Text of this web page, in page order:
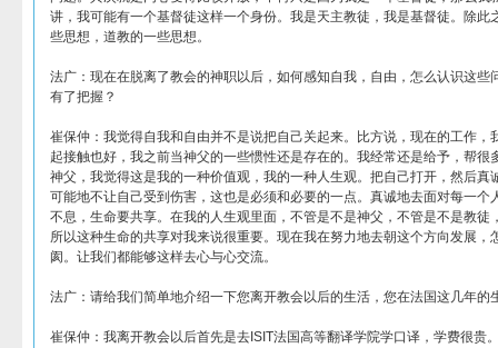
讲，我可能有一个基督徒这样一个身份。我是天主教徒，我是基督徒。除此
些思想，道教的一些思想。
法广：现在在脱离了教会的神职以后，如何感知自我，自由，怎么认识这些
有了把握？
崔保仲：我觉得自我和自由并不是说把自己关起来。比方说，现在的工作，
起接触也好，我之前当神父的一些惯性还是存在的。我经常还是给予，帮很
神父，我觉得这是我的一种价值观，我的一种人生观。把自己打开，然后真
可能地不让自己受到伤害，这也是必须和必要的一点。真诚地去面对每一个
不息，生命要共享。在我的人生观里面，不管是不是神父，不管是不是教徒
所以这种生命的共享对我来说很重要。现在我在努力地去朝这个方向发展，
阂。让我们都能够这样去心与心交流。
法广：请给我们简单地介绍一下您离开教会以后的生活，您在法国这几年的
崔保仲：我离开教会以后首先是去ISIT法国高等翻译学院学口译，学费很贵